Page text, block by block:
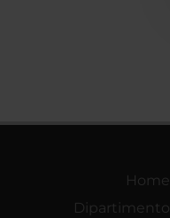
Home
Dipartimento